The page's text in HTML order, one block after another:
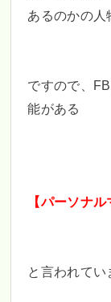
あるのかの人
ですので、
能がある
【パーソナル
と言われてい